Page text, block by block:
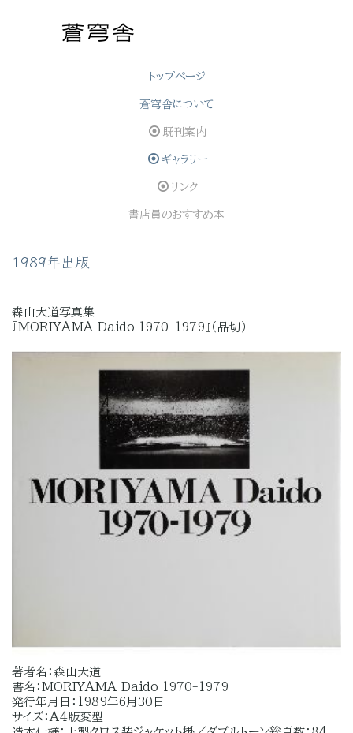
トップぺージ
蒼穹舎について
既刊案内
ギャラリー
リンク
書店員のおすすめ本
1989年出版
森山大道写真集
『MORIYAMA Daido 1970-1979』（品切）
著者名：森山大道
書名：MORIYAMA Daido 1970-1979
発行年月日：1989年6月30日
サイズ：A4版変型